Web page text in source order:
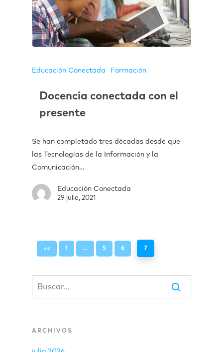
Educación Conectada Formación
Docencia conectada con el
presente
Se han completado tres décadas desde que
las Tecnologías de la Información y la
Comunicación…
Educación Conectada
29 julio, 2021
<< 1 … 5 6 7
ARCHIVOS